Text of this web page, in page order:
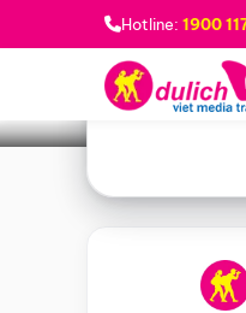
Hotline: 1900
Bạn muốn đi